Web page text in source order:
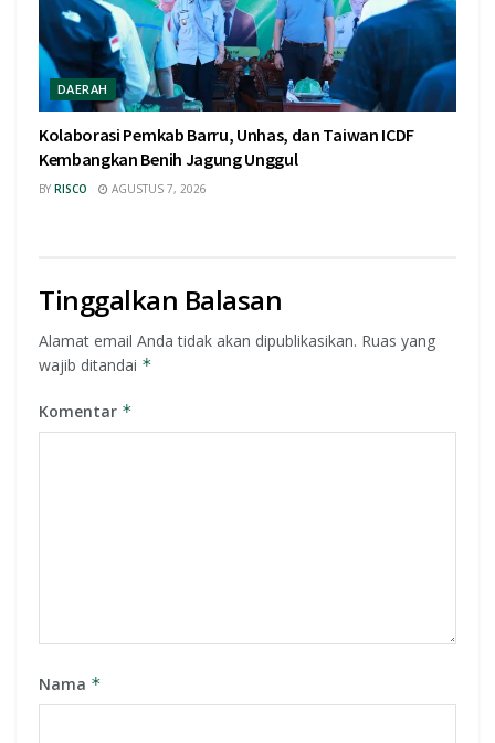
DAERAH
Kolaborasi Pemkab Barru, Unhas, dan Taiwan ICDF
Kembangkan Benih Jagung Unggul
BY RISCO AGUSTUS 7, 2026
Tinggalkan Balasan
Alamat email Anda tidak akan dipublikasikan. Ruas yang
wajib ditandai *
Komentar *
Nama *